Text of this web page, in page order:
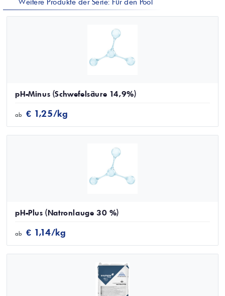
Weitere Produkte der Serie: Für den Pool
pH-Minus (Schwefelsäure 14,9%)
ab € 1,25/kg
pH-Plus (Natronlauge 30 %)
ab € 1,14/kg